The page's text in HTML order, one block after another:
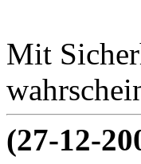
Mit
(27-12-